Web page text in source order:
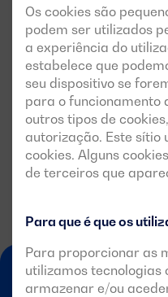
Os cookies são
podem ser utilizados
a experiência do
estabelece que
seu dispositivo se
para o funcionamento
outros tipos de
autorização. Este sítio
cookies. Alguns
de terceiros que
Para que é que os
Para proporcionar as
utilizamos tecnologias
armazenar e/ou
Correo
electrónico
Aceito receber
newsletter